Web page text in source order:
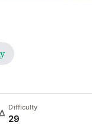
Difficulty
29